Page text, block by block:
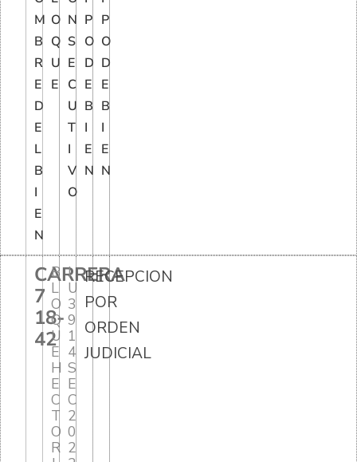
M
B
R
E
D
E
L
B
I
E
N
O
Q
U
E
N
S
E
C
U
T
I
V
O
P
O
D
E
B
I
E
N
P
O
D
E
B
I
E
N
CARRERA
7
18-
42
B
L
O
Q
U
E
H
E
C
T
O
R
I
U
3
9
1
4
S
E
C
2
0
2
RECEPCION
POR
ORDEN
JUDICIAL